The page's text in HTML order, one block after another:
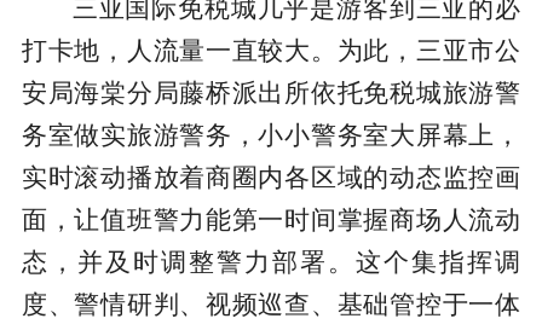
三亚国际免税城几乎是游客到三亚的必
打卡地，人流量一直较大。为此，三亚市公
安局海棠分局藤桥派出所依托免税城旅游警
务室做实旅游警务，小小警务室大屏幕上，
实时滚动播放着商圈内各区域的动态监控画
面，让值班警力能第一时间掌握商场人流动
态，并及时调整警力部署。这个集指挥调
度、警情研判、视频巡查、基础管控于一体